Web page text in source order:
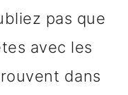
pas que
avec les
dans